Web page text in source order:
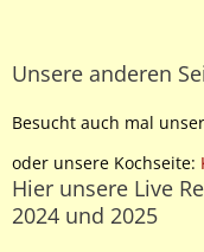
Unsere anderen
Besucht auch mal
oder unsere Kochseite:
Hier unsere Live
2024 und 2025